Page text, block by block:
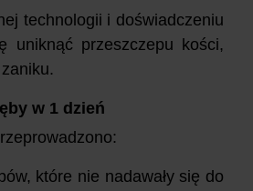
technologii i doświadczeniu
uniknąć przeszczepu kości,
w 1 dzień
które nie nadawały się do